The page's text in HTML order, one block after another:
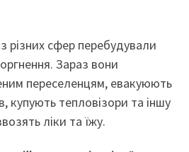
різних сфер перебудували
Зараз вони
переселенцям, евакуюють
купують тепловізори та іншу
ліки та їжу.